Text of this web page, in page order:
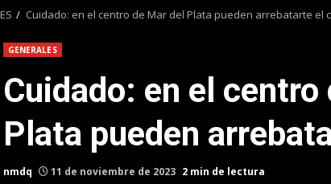
Cuidado: en el centro de Mar del Plata pueden arrebatarte el
GENERALES
Cuidado: en el centro
Plata pueden
nmdq 11 de noviembre de 2023 2 min de lectura